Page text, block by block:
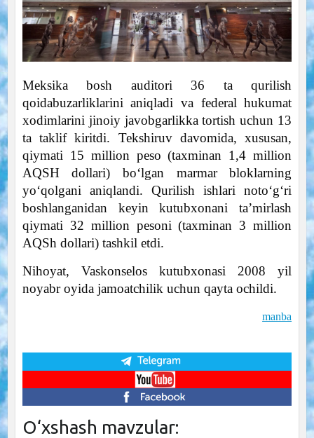
Meksika bosh auditori 36 ta qurilish
qoidabuzarliklarini aniqladi va federal hukumat
xodimlarini jinoiy javobgarlikka tortish uchun 13
ta taklif kiritdi. Tekshiruv davomida, xususan,
qiymati 15 million peso (taxminan 1,4 million
AQSH dollari) boʻlgan marmar bloklarning
yoʻqolgani aniqlandi. Qurilish ishlari noto‘g‘ri
boshlanganidan keyin kutubxonani ta’mirlash
qiymati 32 million pesoni (taxminan 3 million
AQSh dollari) tashkil etdi.
Nihoyat, Vaskonselos kutubxonasi 2008 yil
noyabr oyida jamoatchilik uchun qayta ochildi.
manba
O‘xshash mavzular: